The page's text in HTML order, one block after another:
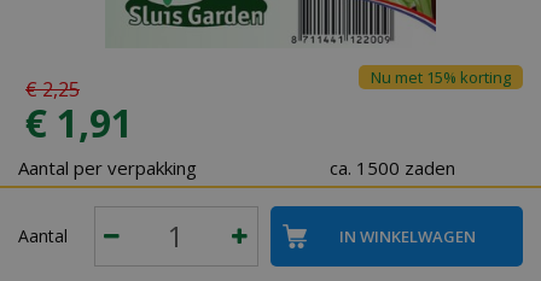
€2,25
€ 1,91
Nu met 15% korting
Aantal per verpakking ca. 1500 zaden
Aantal